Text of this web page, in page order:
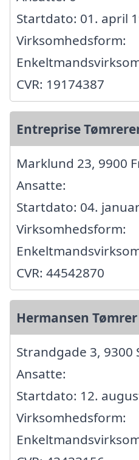
Startdato: 01. april
Virksomhedsform:
CVR: 19174387
Entreprise
Marklund 23, 9900
Ansatte:
Startdato: 04.
Virksomhedsform:
CVR: 44542870
Hermansen
Strandgade 3, 9300
Ansatte:
Startdato: 12.
Virksomhedsform: